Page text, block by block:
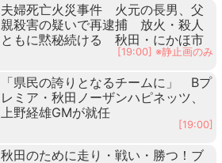
夫婦死亡火災事件 火元の長男、父
親殺害の疑いで再逮捕 放火・殺人
ともに黙秘続ける 秋田・にかほ市
[19:00] ※静止画のみ
「県民の誇りとなるチームに」 Bプ
レミア・秋田ノーザンハピネッツ、
上野経雄GMが就任
[19:00]
秋田のために走り・戦い・勝つ！ブ